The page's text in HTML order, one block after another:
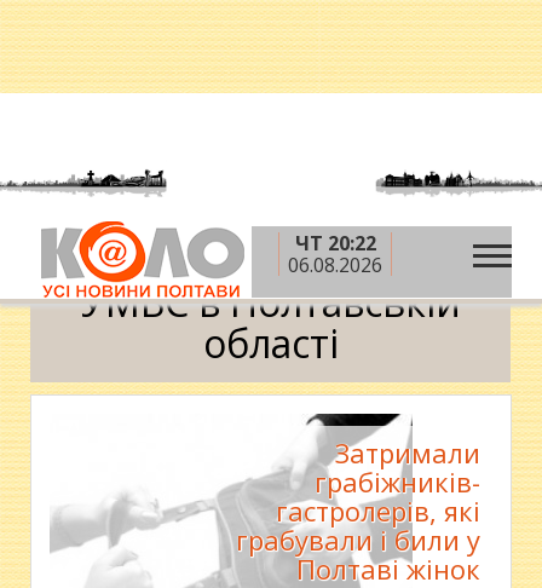
ЧТ 20:22
06.08.2026
Головна » УМВС в Полтавській області
УМВС в Полтавській
області
Затримали
грабіжників-
гастролерів, які
грабували і били у
Полтаві жінок